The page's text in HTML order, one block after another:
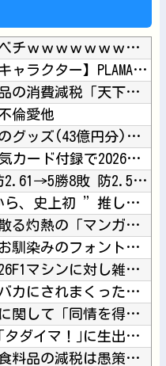
【衝撃動画】令和のJS、レベチｗｗｗｗｗｗｗｗｗｗｗｗｗｗｗ...
【トリダモノ氏オリジナルキャラクター】PLAMATEA「MX...
【参政党】神谷代表、食料品の消費減税「天下の愚策だ」と批判他
倫愛他
【悲報】週間少年ジャンプのグッズ(43億円分)を注文し全てキ...
ガンダムエースが謝罪…人気カード付録で2026年9月号が全国...
中日・金丸夢斗 2勝6敗 防2.61→5勝8敗 防2.50他
【にじホロ】8月22日19時から、史上初 ”推しトークバラエ...
【朗報】Amazon、汗が飛び散る灼熱の「マンガ毎週末セール...
【悲報】『太鼓の達人』、お馴染みのフォントが大人の事情で変更...
メルセデスのラッセルは2026F1マシンに対し雑音をきり離し...
あまりにも酷すぎる出来でバカにされまくったアニメ『ワンダンス...
中国外務省、広島原爆投下に関して「同情を得ようと核被害者の立...
一ノ瀬美空ちゃん、本日の｢タダイマ！｣に生出演！！！【乃木坂...
【物議】参政党・神谷氏「食料品の減税は愚策」←じゃあ他にどん...